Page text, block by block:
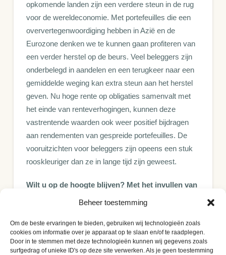
Beheer toestemming
Om de beste ervaringen te bieden, gebruiken wij technologieën zoals
cookies om informatie over je apparaat op te slaan en/of te raadplegen.
Door in te stemmen met deze technologieën kunnen wij gegevens zoals
surfgedrag of unieke ID's op deze site verwerken. Als je geen toestemming
opkomende landen zijn een verdere steun in de rug
voor de wereldeconomie. Met portefeuilles die een
oververtegenwoordiging hebben in Azië en de
Eurozone denken we te kunnen gaan profiteren van
een verder herstel op de beurs. Veel beleggers zijn
onderbelegd in aandelen en een terugkeer naar een
gemiddelde weging kan extra steun aan het herstel
geven. Nu hoge rente op obligaties samenvalt met
het einde van renteverhogingen, kunnen deze
vastrentende waarden ook weer positief bijdragen
aan rendementen van gespreide portefeuilles. De
vooruitzichten voor beleggers zijn opeens een stuk
rooskleuriger dan ze in lange tijd zijn geweest.
Wilt u op de hoogte blijven? Met het invullen van
uw e-mailadres geeft u toestemming om onze
E-mailadres: